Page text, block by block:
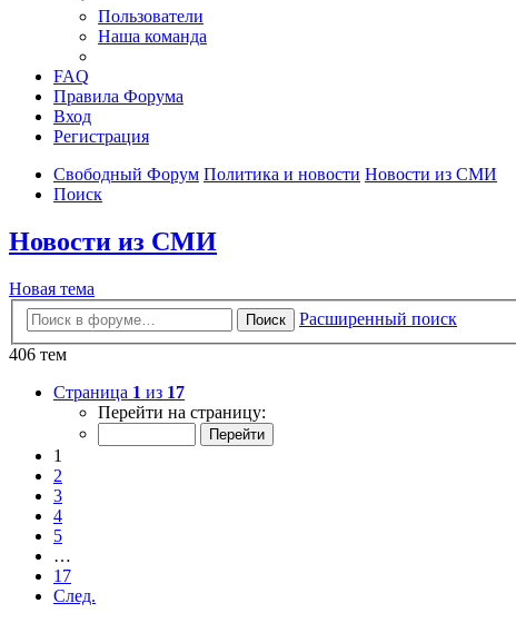
Пользователи
Наша команда
FAQ
Правила Форума
Вход
Регистрация
Свободный Форум Политика и новости Новости из СМИ
Поиск
Новости из СМИ
Новая тема
Поиск
Расширенный поиск
406 тем
Страница 1 из 17
Перейти на страницу:
1
2
3
4
5
…
17
След.